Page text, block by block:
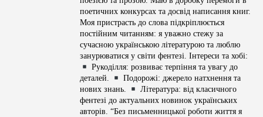
поетичних конкурсах та досвід написання книг.
Моя пристрасть до слова підкріплюється
постійним читанням: я уважно стежу за
сучасною українською літературою та люблю
занурюватися у світи фентезі. Інтереси та хобі:
Рукоділля: розвиває терпіння та увагу до
деталей.
Подорожі: джерело натхнення та
нових знань.
Література: від класичного
фентезі до актуальних новинок українських
авторів. “Без письменницької роботи життя я